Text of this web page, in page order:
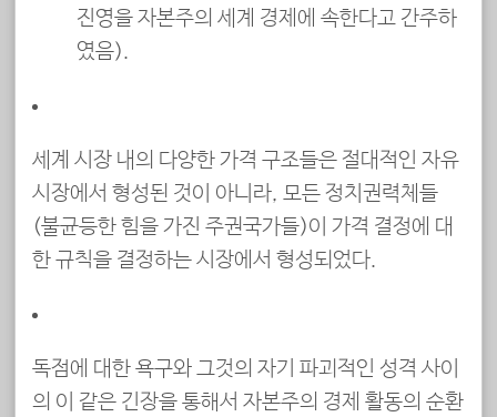
진영을 자본주의 세계 경제에 속한다고 간주하
였음).
세계 시장 내의 다양한 가격 구조들은 절대적인 자유
시장에서 형성된 것이 아니라, 모든 정치권력체들
(불균등한 힘을 가진 주권국가들)이 가격 결정에 대
한 규칙을 결정하는 시장에서 형성되었다.
독점에 대한 욕구와 그것의 자기 파괴적인 성격 사이
의 이 같은 긴장을 통해서 자본주의 경제 활동의 순환